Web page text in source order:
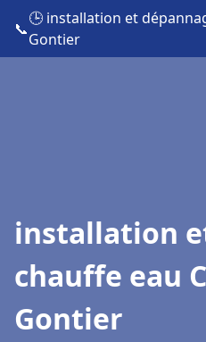
📞
🕒 installation et
Gontier
installation
chauffe eau
Gontier